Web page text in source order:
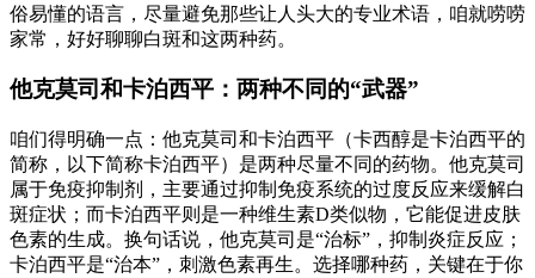
俗易懂的语言，尽量避免那些让人头大的专业术语，咱就唠唠
家常，好好聊聊白斑和这两种药。
他克莫司和卡泊西平：两种不同的“武器”
咱们得明确一点：他克莫司和卡泊西平（卡西醇是卡泊西平的
简称，以下简称卡泊西平）是两种尽量不同的药物。他克莫司
属于免疫抑制剂，主要通过抑制免疫系统的过度反应来缓解白
斑症状；而卡泊西平则是一种维生素D类似物，它能促进皮肤
色素的生成。换句话说，他克莫司是“治标”，抑制炎症反应；
卡泊西平是“治本”，刺激色素再生。选择哪种药，关键在于你